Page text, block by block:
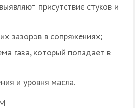
присутствие стуков и
зазоров в сопряжениях;
газа, который попадает в
и уровня масла.